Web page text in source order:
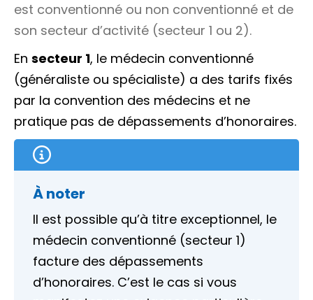
est conventionné ou non conventionné et de
son secteur d’activité (secteur 1 ou 2).
En secteur 1, le médecin conventionné
(généraliste ou spécialiste) a des tarifs fixés
par la convention des médecins et ne
pratique pas de dépassements d’honoraires.
À noter
Il est possible qu’à titre exceptionnel, le
médecin conventionné (secteur 1)
facture des dépassements
d’honoraires. C’est le cas si vous